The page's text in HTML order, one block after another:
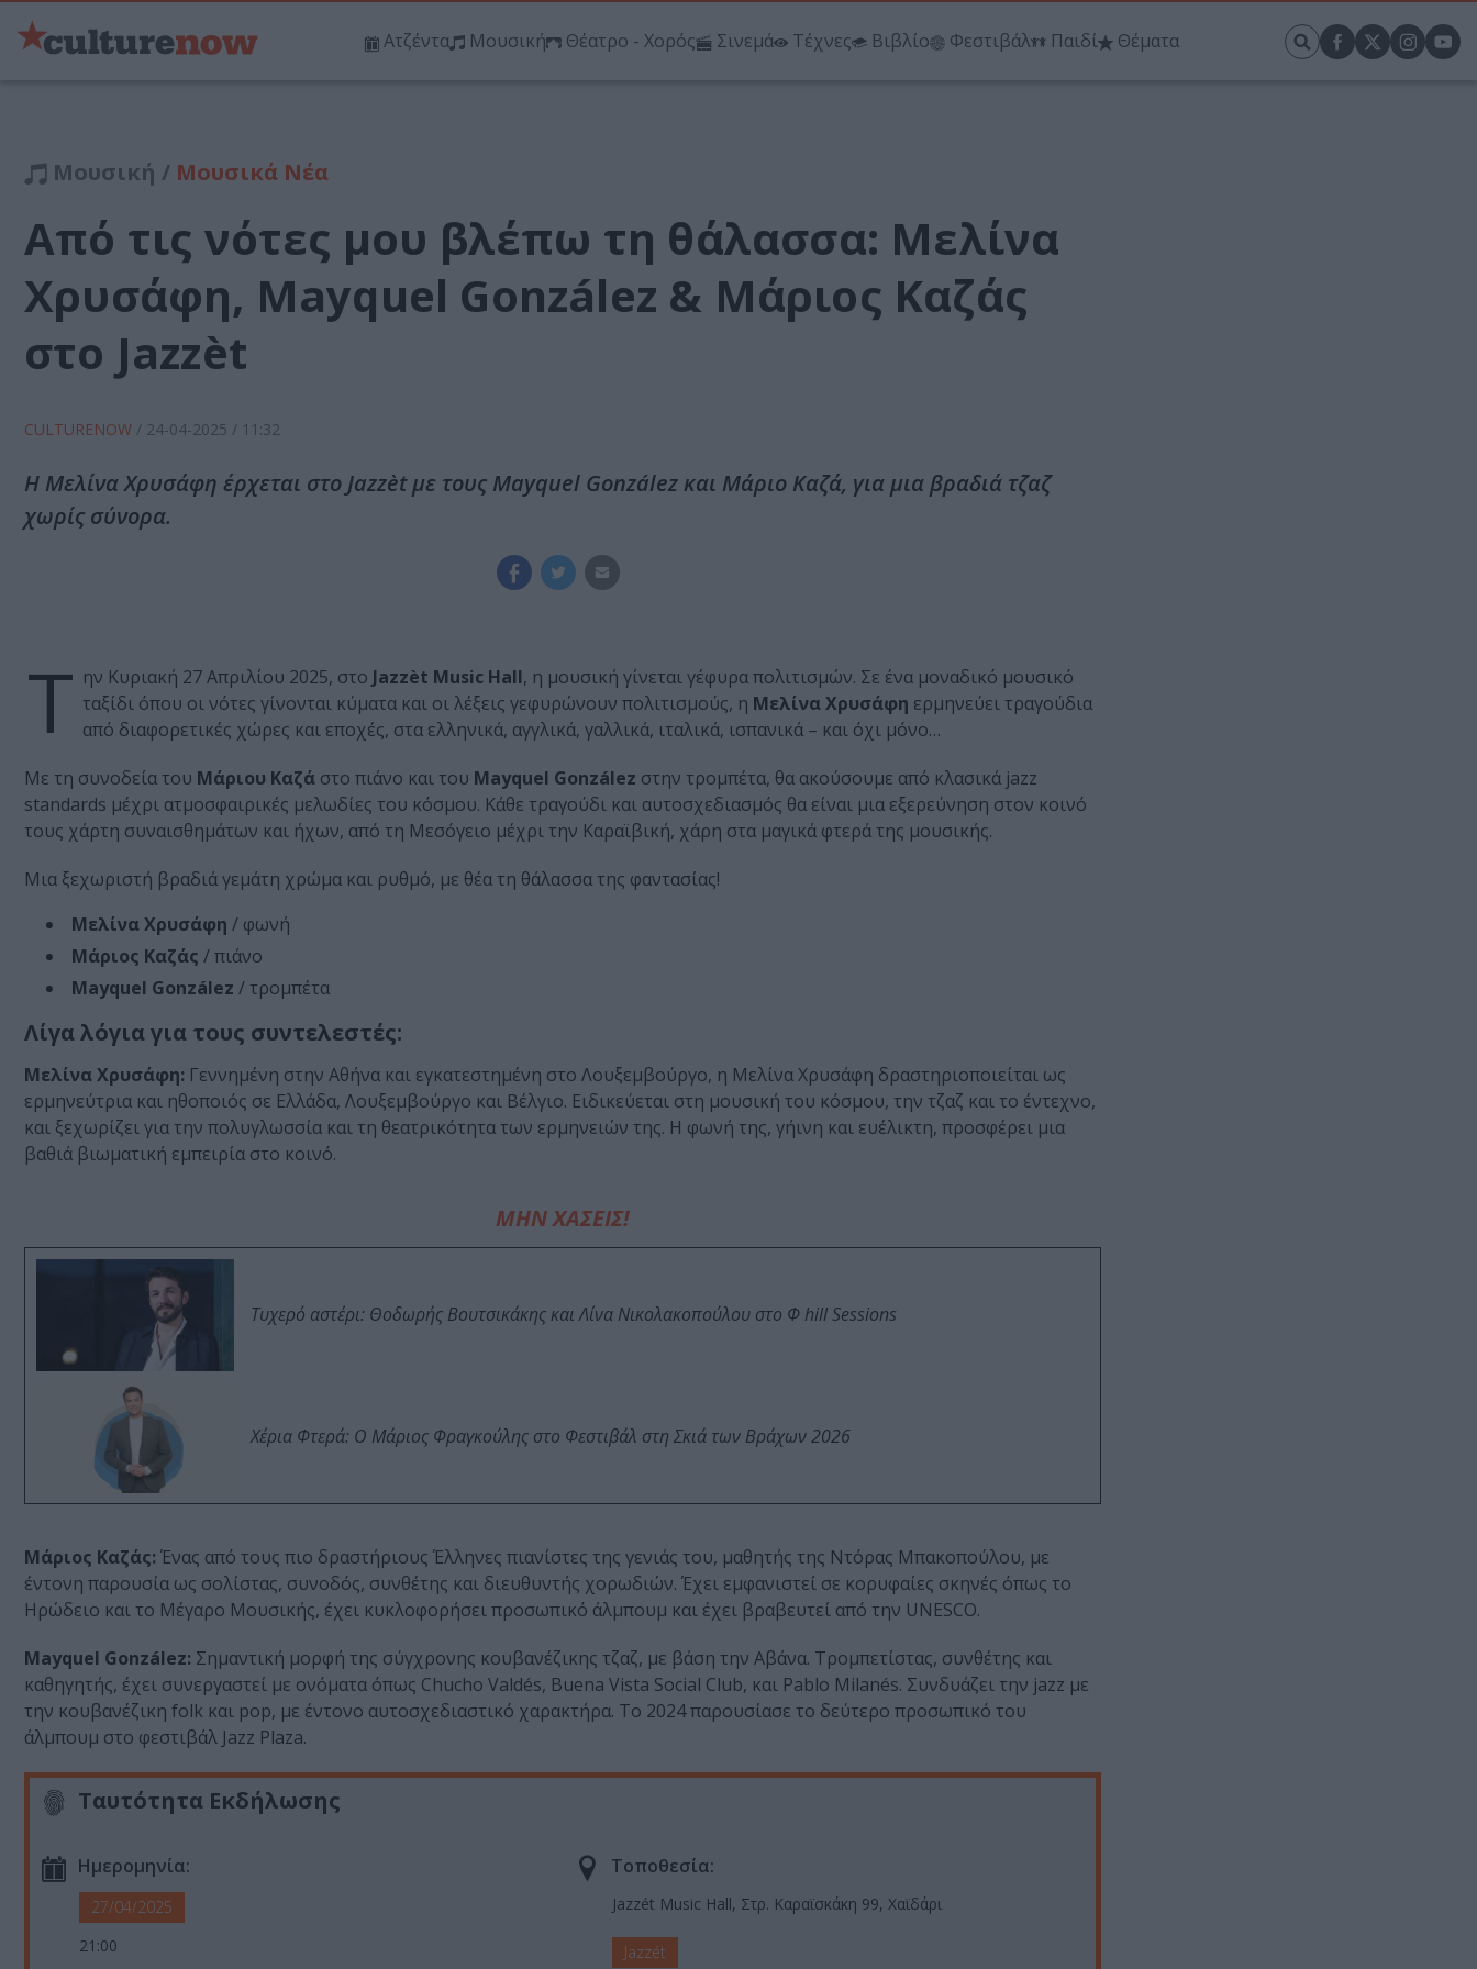
Ατζέντα Μουσική Θέατρο - Χορός Σινεμά Τέχνες Βιβλίο Φεστιβάλ Παιδί Θέματα
Μουσική / Μουσικά Νέα
Από τις νότες μου βλέπω τη θάλασσα: Μελίνα
Χρυσάφη, Mayquel González & Μάριος Καζάς
στο Jazzèt
CULTURENOW / 24-04-2025 / 11:32
Η Μελίνα Χρυσάφη έρχεται στο Jazzèt με τους Mayquel González και Μάριο Καζά, για μια βραδιά τζαζ
χωρίς σύνορα.
Τ ην Κυριακή 27 Απριλίου 2025, στο Jazzèt Music Hall, η μουσική γίνεται γέφυρα πολιτισμών. Σε ένα μοναδικό μουσικό
ταξίδι όπου οι νότες γίνονται κύματα και οι λέξεις γεφυρώνουν πολιτισμούς, η Μελίνα Χρυσάφη ερμηνεύει τραγούδια
από διαφορετικές χώρες και εποχές, στα ελληνικά, αγγλικά, γαλλικά, ιταλικά, ισπανικά – και όχι μόνο…
Με τη συνοδεία του Μάριου Καζά στο πιάνο και του Mayquel González στην τρομπέτα, θα ακούσουμε από κλασικά jazz
standards μέχρι ατμοσφαιρικές μελωδίες του κόσμου. Κάθε τραγούδι και αυτοσχεδιασμός θα είναι μια εξερεύνηση στον κοινό
τους χάρτη συναισθημάτων και ήχων, από τη Μεσόγειο μέχρι την Καραϊβική, χάρη στα μαγικά φτερά της μουσικής.
Μια ξεχωριστή βραδιά γεμάτη χρώμα και ρυθμό, με θέα τη θάλασσα της φαντασίας!
Μελίνα Χρυσάφη / φωνή
Μάριος Καζάς / πιάνο
Mayquel González / τρομπέτα
Λίγα λόγια για τους συντελεστές:
Μελίνα Χρυσάφη: Γεννημένη στην Αθήνα και εγκατεστημένη στο Λουξεμβούργο, η Μελίνα Χρυσάφη δραστηριοποιείται ως
ερμηνεύτρια και ηθοποιός σε Ελλάδα, Λουξεμβούργο και Βέλγιο. Ειδικεύεται στη μουσική του κόσμου, την τζαζ και το έντεχνο,
και ξεχωρίζει για την πολυγλωσσία και τη θεατρικότητα των ερμηνειών της. Η φωνή της, γήινη και ευέλικτη, προσφέρει μια
βαθιά βιωματική εμπειρία στο κοινό.
ΜΗΝ ΧΑΣΕΙΣ!
Τυχερό αστέρι: Θοδωρής Βουτσικάκης και Λίνα Νικολακοπούλου στο Φ hill Sessions
Χέρια Φτερά: Ο Μάριος Φραγκούλης στο Φεστιβάλ στη Σκιά των Βράχων 2026
Μάριος Καζάς: Ένας από τους πιο δραστήριους Έλληνες πιανίστες της γενιάς του, μαθητής της Ντόρας Μπακοπούλου, με
έντονη παρουσία ως σολίστας, συνοδός, συνθέτης και διευθυντής χορωδιών. Έχει εμφανιστεί σε κορυφαίες σκηνές όπως το
Ηρώδειο και το Μέγαρο Μουσικής, έχει κυκλοφορήσει προσωπικό άλμπουμ και έχει βραβευτεί από την UNESCO.
Mayquel González: Σημαντική μορφή της σύγχρονης κουβανέζικης τζαζ, με βάση την Αβάνα. Τρομπετίστας, συνθέτης και
καθηγητής, έχει συνεργαστεί με ονόματα όπως Chucho Valdés, Buena Vista Social Club, και Pablo Milanés. Συνδυάζει την jazz με
την κουβανέζικη folk και pop, με έντονο αυτοσχεδιαστικό χαρακτήρα. Το 2024 παρουσίασε το δεύτερο προσωπικό του
άλμπουμ στο φεστιβάλ Jazz Plaza.
Ταυτότητα Εκδήλωσης
Ημερομηνία:
27/04/2025
21:00
Τοποθεσία:
Jazzét Music Hall, Στρ. Καραϊσκάκη 99, Χαϊδάρι
Jazzét